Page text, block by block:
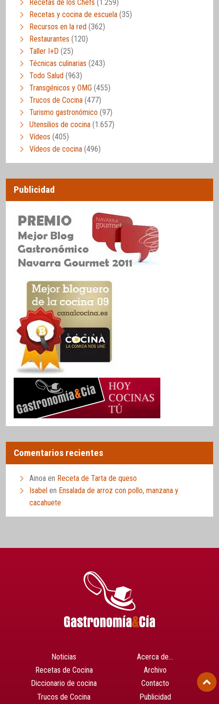
Recetas de los Chefs (1.259)
Recetas y cocina de escuela (35)
Recursos en la red (362)
Restaurantes (120)
Taller I+D (25)
Técnicas culinarias (243)
Todo Salud (963)
Transgénicos y OMG (455)
Trucos de Cocina (477)
Turismo gastronómico (97)
Utensilios de cocina (1.657)
Vídeos (405)
Vídeos de cocina (496)
Publicidad
Comentarios recientes
Ainoa en Receta de Tarta de queso
Isabel en Ensalada de arroz con pollo, manzana y
cacahuete
Noticias
Recetas de Cocina
Diccionario de cocina
Trucos de Cocina
Acerca de…
Archivo
Contacto
Publicidad